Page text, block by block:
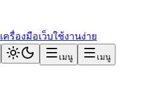
เครื่องมือเว็บใช้งานง่าย
เมนู เมนู